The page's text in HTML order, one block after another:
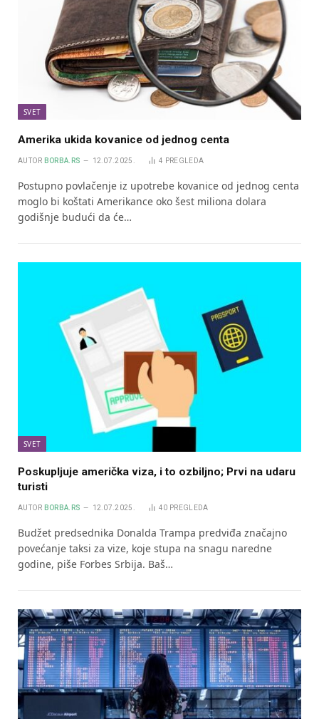
SVET
Amerika ukida kovanice od jednog centa
AUTOR BORBA.RS 12.07.2025. 4 PREGLEDA
Postupno povlačenje iz upotrebe kovanice od jednog centa
moglo bi koštati Amerikance oko šest miliona dolara
godišnje budući da će…
SVET
Poskupljuje američka viza, i to ozbiljno; Prvi na udaru
turisti
AUTOR BORBA.RS 12.07.2025. 40 PREGLEDA
Budžet predsednika Donalda Trampa predviđa značajno
povećanje taksi za vize, koje stupa na snagu naredne
godine, piše Forbes Srbija. Baš…